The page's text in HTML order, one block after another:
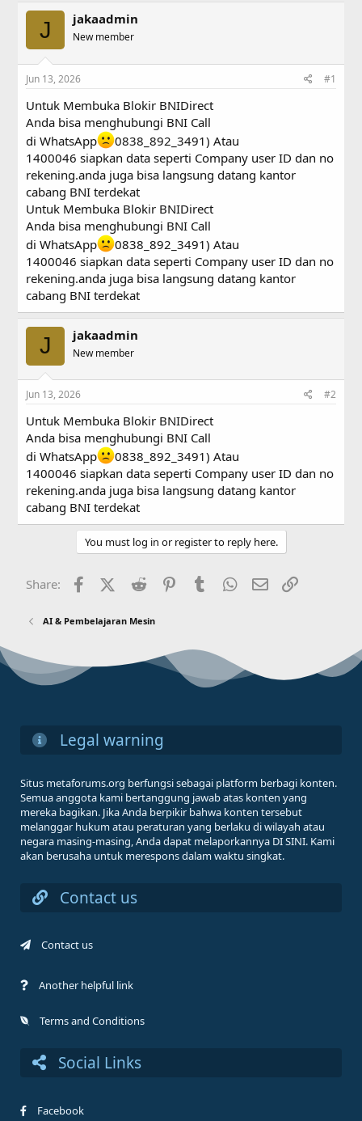
r
e
a
d
t
r
t
e
r
r
t
a
J jakaadmin
New member
Jun 13, 2026 #1
Untuk Membuka Blokir BNIDirect
Anda bisa menghubungi BNI Call
di WhatsApp
0838_892_3491) Atau
1400046 siapkan data seperti Company user ID dan no
rekening.anda juga bisa langsung datang kantor
cabang BNI terdekat
Untuk Membuka Blokir BNIDirect
Anda bisa menghubungi BNI Call
di WhatsApp
0838_892_3491) Atau
1400046 siapkan data seperti Company user ID dan no
rekening.anda juga bisa langsung datang kantor
cabang BNI terdekat
J jakaadmin
New member
Jun 13, 2026 #2
Untuk Membuka Blokir BNIDirect
Anda bisa menghubungi BNI Call
di WhatsApp
0838_892_3491) Atau
1400046 siapkan data seperti Company user ID dan no
rekening.anda juga bisa langsung datang kantor
cabang BNI terdekat
You must log in or register to reply here.
Share: FacebookX (Twitter)
Reddit PinterestTumblr WhatsApp
Email
AI & Pembelajaran Mesin
Legal warning
Situs metaforums.org berfungsi sebagai platform berbagi konten.
Semua anggota kami bertanggung jawab atas konten yang
mereka bagikan. Jika Anda berpikir bahwa konten tersebut
melanggar hukum atau peraturan yang berlaku di wilayah atau
negara masing-masing, Anda dapat melaporkannya DI SINI. Kami
akan berusaha untuk merespons dalam waktu singkat.
Contact us
Contact us
Another helpful link
Terms and Conditions
Social Links
Facebook